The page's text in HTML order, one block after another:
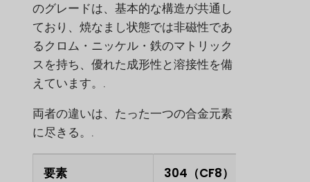
のグレードは、基本的な構造が共通し
ており、焼なまし状態では非磁性であ
るクロム・ニッケル・鉄のマトリック
スを持ち、優れた成形性と溶接性を備
えています。.
両者の違いは、たった一つの合金元素
に尽きる。.
要素 304（CF8）